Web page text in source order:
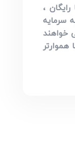
،
سرمایه
خواهند
هموارتر